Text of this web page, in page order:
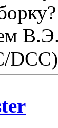
В.Э.